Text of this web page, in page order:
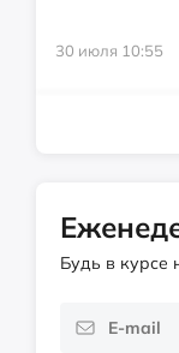
30 июля 10:55
Будь в курсе